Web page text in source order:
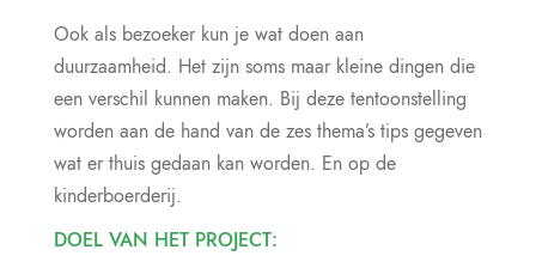
Ook als bezoeker kun je wat doen aan
duurzaamheid. Het zijn soms maar kleine dingen die
een verschil kunnen maken. Bij deze tentoonstelling
worden aan de hand van de zes thema’s tips gegeven
wat er thuis gedaan kan worden. En op de
kinderboerderij.
DOEL VAN HET PROJECT: